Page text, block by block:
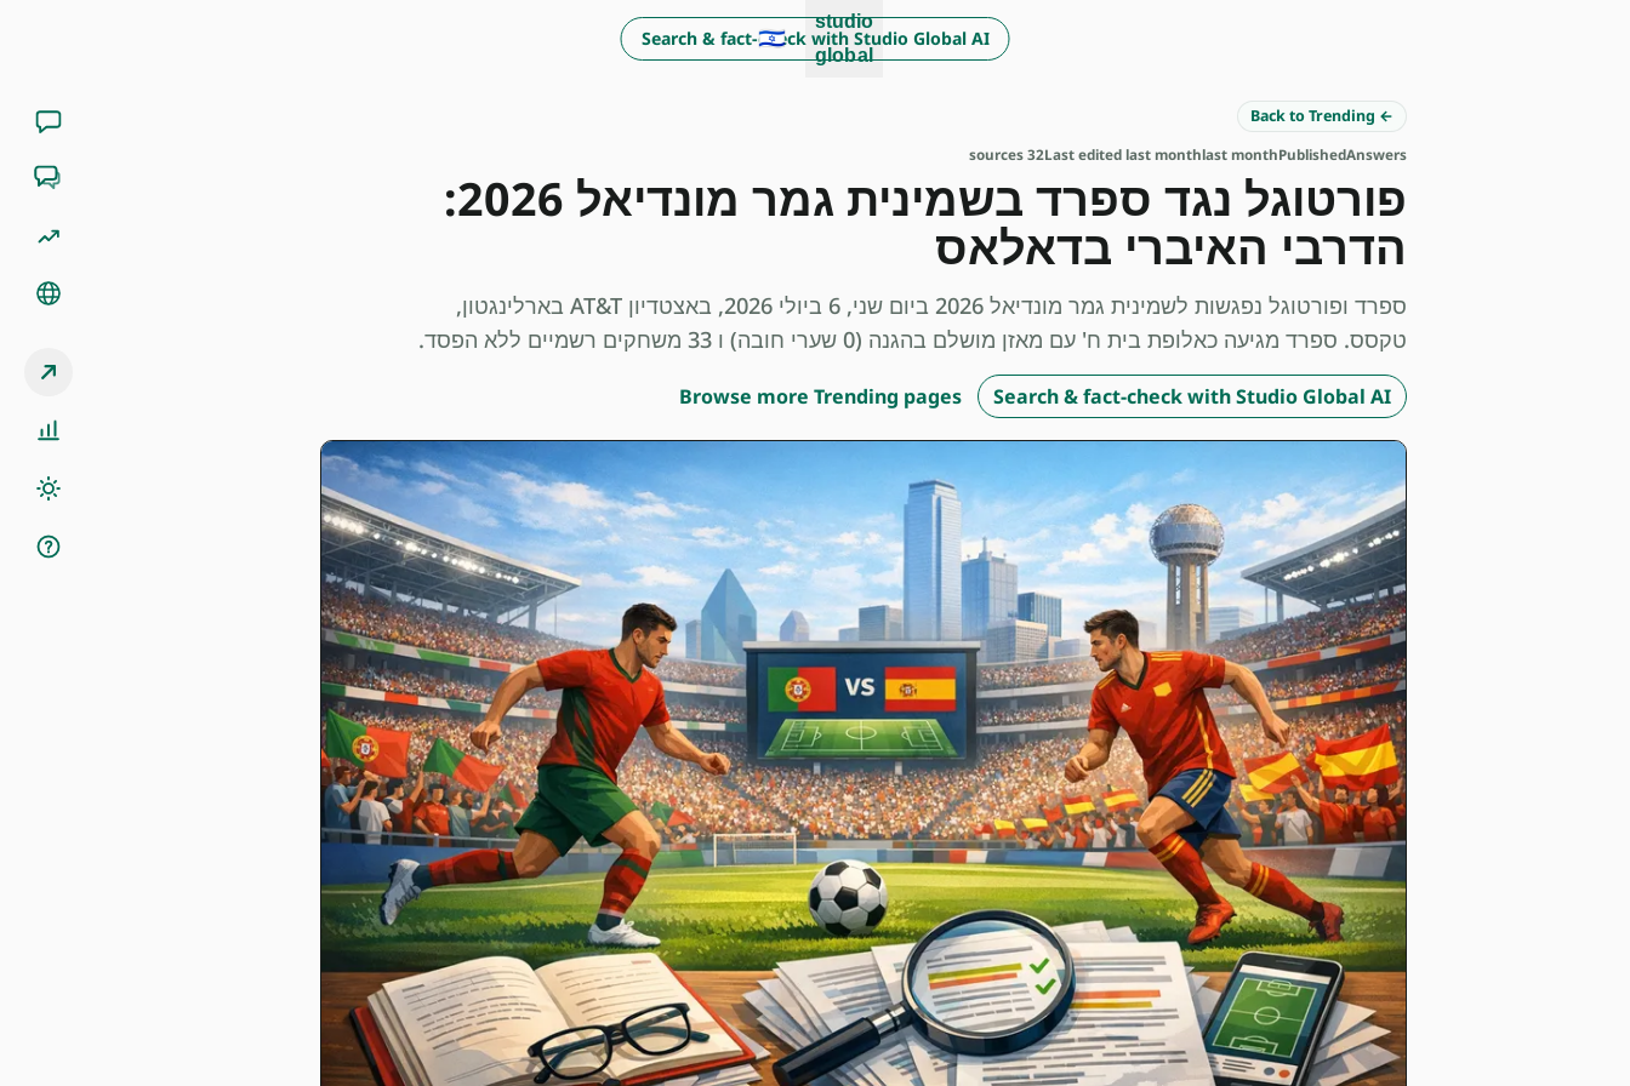
studio
global
Search & fact-check with Studio Global AI
🇮🇱
← Back to Trending
Answers
Published
last month
Last edited last month
32 sources
פורטוגל נגד ספרד בשמינית גמר מונדיאל 2026:
הדרבי האיברי בדאלאס
ספרד ופורטוגל נפגשות לשמינית גמר מונדיאל 2026 ביום שני, 6 ביולי 2026, באצטדיון AT&T בארלינגטון,
טקסס. ספרד מגיעה כאלופת בית ח' עם מאזן מושלם בהגנה (0 שערי חובה) ו 33 משחקים רשמיים ללא הפסד.
Search & fact-check with Studio Global AI
Browse more Trending pages